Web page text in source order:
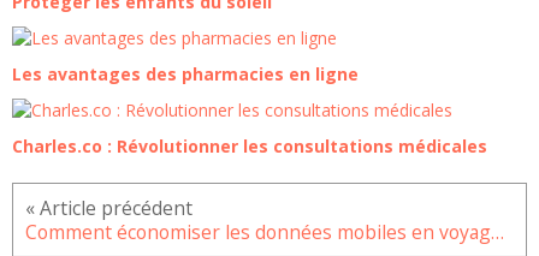
Les avantages des pharmacies en ligne
Charles.co : Révolutionner les consultations médicales
Comment économiser les données mobiles en voyage ?